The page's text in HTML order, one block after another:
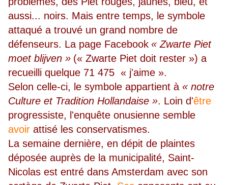
aussi... noirs. Mais entre temps, le symbole
attaqué a trouvé un grand nombre de
défenseurs. La page Facebook « Zwarte Piet
moet blijven » (« Zwarte Piet doit rester ») a
recueilli quelque 71 475 « j'aime ».
Selon celle-ci, le symbole appartient à « notre
Culture et Tradition Hollandaise ». Loin d'être
progressiste, l'enquête onusienne semble
avoir attisé les conservatismes.
La semaine dernière, en dépit de plaintes
déposée auprès de la municipalité, Saint-
Nicolas est entré dans Amsterdam avec son